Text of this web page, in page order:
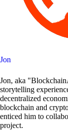
Jon
Jon, aka
storytelling
decentralized
blockchain and
enticed him to
project.